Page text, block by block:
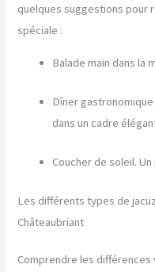
quelques suggestions pour
spéciale :
Balade main dans la
Dîner
dans un cadre
Coucher de soleil.
Les différents types de
Châteaubriant
Comprendre les différences